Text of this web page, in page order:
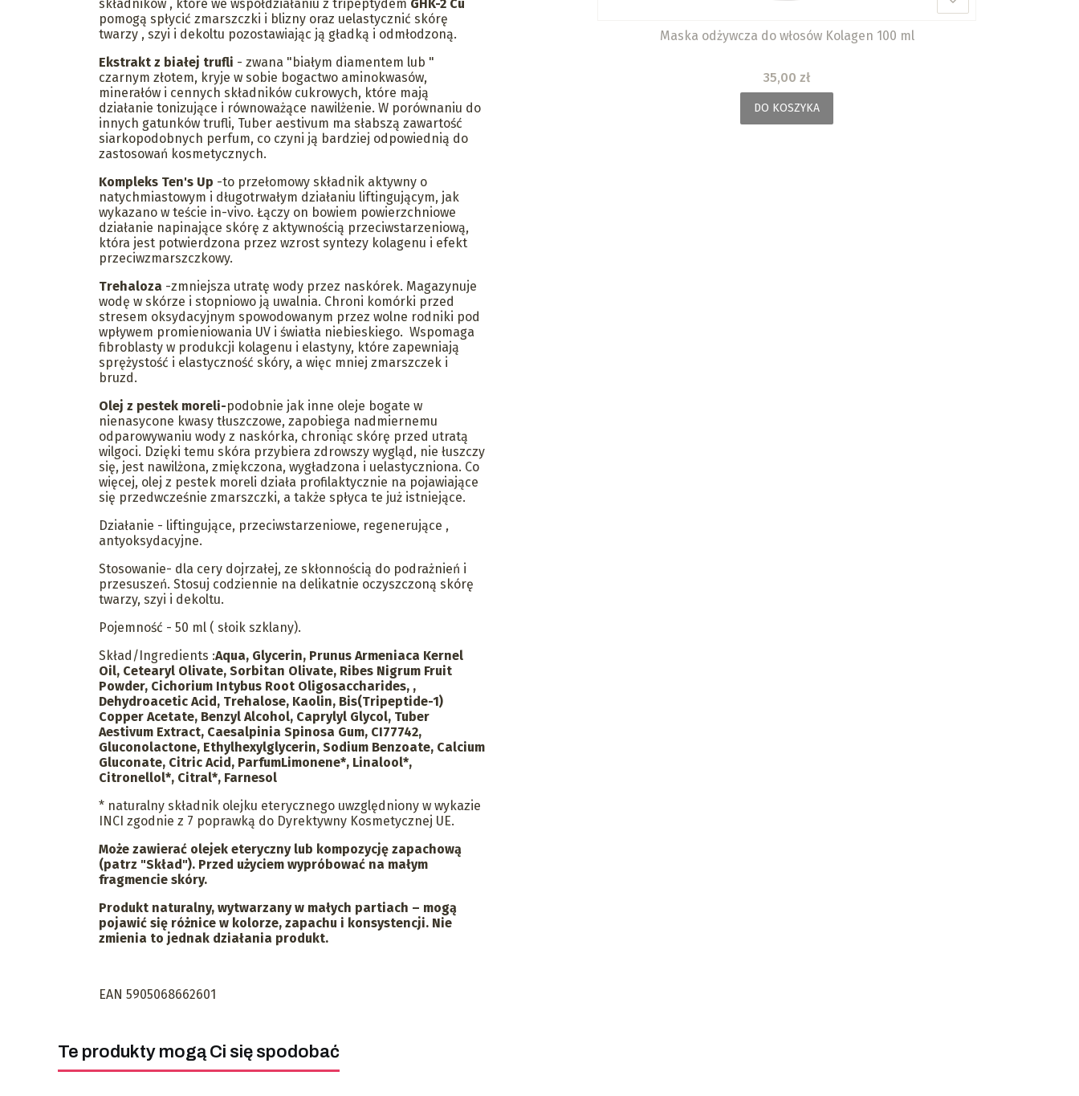
składników , które we współdziałaniu z tripeptydem GHK-2 Cu
pomogą spłycić zmarszczki i blizny oraz uelastycznić skórę
twarzy , szyi i dekoltu pozostawiając ją gładką i odmłodzoną.
Ekstrakt z białej trufli - zwana "białym diamentem lub "
czarnym złotem, kryje w sobie bogactwo aminokwasów,
minerałów i cennych składników cukrowych, które mają
działanie tonizujące i równoważące nawilżenie. W porównaniu do
innych gatunków trufli, Tuber aestivum ma słabszą zawartość
siarkopodobnych perfum, co czyni ją bardziej odpowiednią do
zastosowań kosmetycznych.
Kompleks Ten's Up -to przełomowy składnik aktywny o
natychmiastowym i długotrwałym działaniu liftingującym, jak
wykazano w teście in-vivo. Łączy on bowiem powierzchniowe
działanie napinające skórę z aktywnością przeciwstarzeniową,
która jest potwierdzona przez wzrost syntezy kolagenu i efekt
przeciwzmarszczkowy.
Trehaloza -zmniejsza utratę wody przez naskórek. Magazynuje
wodę w skórze i stopniowo ją uwalnia. Chroni komórki przed
stresem oksydacyjnym spowodowanym przez wolne rodniki pod
wpływem promieniowania UV i światła niebieskiego. Wspomaga
fibroblasty w produkcji kolagenu i elastyny, które zapewniają
sprężystość i elastyczność skóry, a więc mniej zmarszczek i
bruzd.
Olej z pestek moreli-podobnie jak inne oleje bogate w
nienasycone kwasy tłuszczowe, zapobiega nadmiernemu
odparowywaniu wody z naskórka, chroniąc skórę przed utratą
wilgoci. Dzięki temu skóra przybiera zdrowszy wygląd, nie łuszczy
się, jest nawilżona, zmiękczona, wygładzona i uelastyczniona. Co
więcej, olej z pestek moreli działa profilaktycznie na pojawiające
się przedwcześnie zmarszczki, a także spłyca te już istniejące.
Działanie - liftingujące, przeciwstarzeniowe, regenerujące ,
antyoksydacyjne.
Stosowanie- dla cery dojrzałej, ze skłonnością do podrażnień i
przesuszeń. Stosuj codziennie na delikatnie oczyszczoną skórę
twarzy, szyi i dekoltu.
Pojemność - 50 ml ( słoik szklany).
Skład/Ingredients :Aqua, Glycerin, Prunus Armeniaca Kernel
Oil, Cetearyl Olivate, Sorbitan Olivate, Ribes Nigrum Fruit
Powder, Cichorium Intybus Root Oligosaccharides, ,
Dehydroacetic Acid, Trehalose, Kaolin, Bis(Tripeptide-1)
Copper Acetate, Benzyl Alcohol, Caprylyl Glycol, Tuber
Aestivum Extract, Caesalpinia Spinosa Gum, CI77742,
Gluconolactone, Ethylhexylglycerin, Sodium Benzoate, Calcium
Gluconate, Citric Acid, ParfumLimonene*, Linalool*,
Citronellol*, Citral*, Farnesol
* naturalny składnik olejku eterycznego uwzględniony w wykazie
INCI zgodnie z 7 poprawką do Dyrektywny Kosmetycznej UE.
Może zawierać olejek eteryczny lub kompozycję zapachową
(patrz "Skład"). Przed użyciem wypróbować na małym
fragmencie skóry.
Produkt naturalny, wytwarzany w małych partiach – mogą
pojawić się różnice w kolorze, zapachu i konsystencji. Nie
zmienia to jednak działania produkt.
EAN 5905068662601
Maska odżywcza do włosów Kolagen 100 ml
Cena
35,00 zł
DO KOSZYKA
Te produkty mogą Ci się spodobać